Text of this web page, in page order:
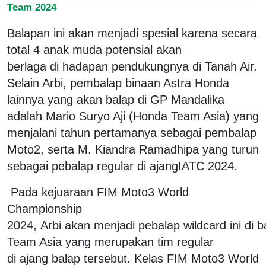
Team 2024
Balapan ini akan menjadi spesial karena secara
total 4 anak muda potensial akan
berlaga di hadapan pendukungnya di Tanah Air.
Selain Arbi, pembalap binaan Astra Honda
lainnya yang akan balap di GP Mandalika
adalah Mario Suryo Aji (Honda Team Asia) yang
menjalani tahun pertamanya sebagai pembalap
Moto2, serta M. Kiandra Ramadhipa yang turun
sebagai pebalap regular di ajangIATC 2024.
Pada kejuaraan FIM Moto3 World
Championship
2024, Arbi akan menjadi pebalap wildcard ini di
Team Asia yang merupakan tim regular
di ajang balap tersebut. Kelas FIM Moto3 World